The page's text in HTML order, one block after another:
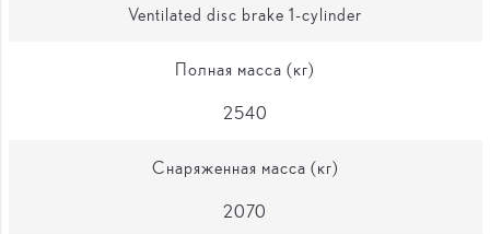
Ventilated disc brake 1-cylinder
Полная масса (кг)
2540
Снаряженная масса (кг)
2070